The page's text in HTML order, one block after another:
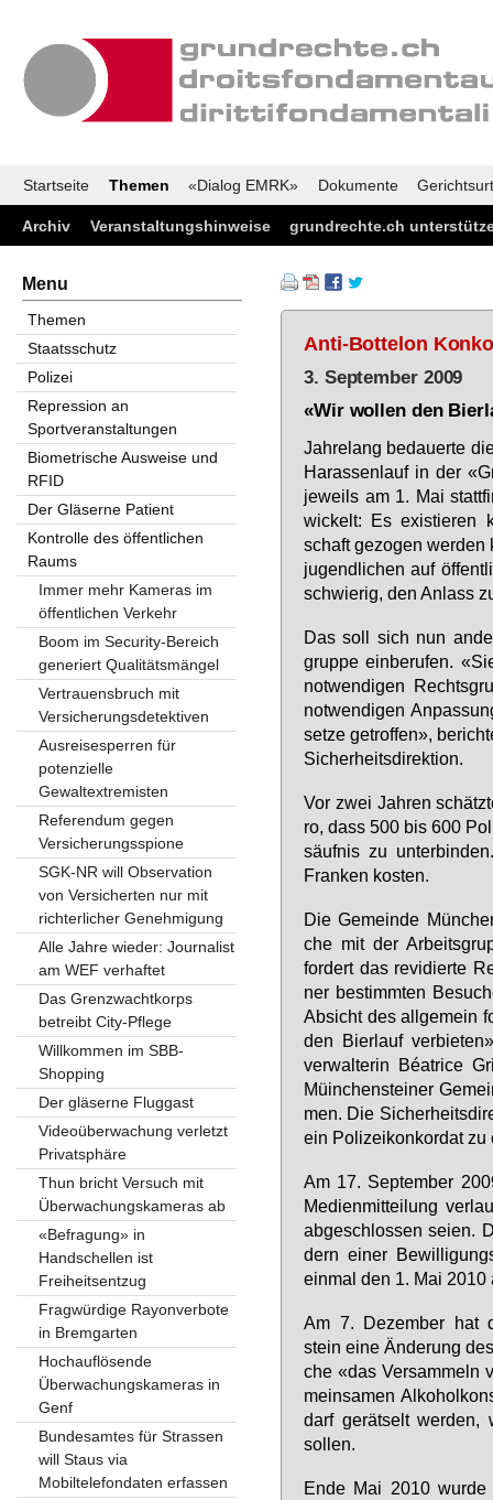
Startseite Themen «Dialog EMRK» Dokumente
Archiv Veranstaltungshinweise grundrechte.ch
Anti-Bottelon
3. September 2009
«Wir wollen den
Jah­re­lang be­dau­er­te
Ha­ras­sen­lauf in der
je­weils am 1. Mai
wi­ckelt: Es exis­tie­ren
schaft ge­zo­gen wer­den
ju­gend­li­chen auf
schwie­rig, den An­lass
Das soll sich nun
grup­pe ein­be­ru­fen.
not­wen­di­gen
not­wen­di­gen
set­ze ge­trof­fen»,
Si­cher­heits­di­rek­ti­on.
Vor zwei Jah­ren
ro, dass 500 bis 600
säuf­nis zu
Fran­ken kos­ten.
Die Ge­mein­de
che mit der
for­dert das re­vi­dier­te
ner be­stimm­ten
Ab­sicht des all­ge­mein
den Bier­lauf
ver­wal­te­rin Béatri­ce
Müin­chen­stei­ner
men. Die
ein Po­li­zei­kon­kor­dat zu
Am 17. Sep­tem­ber
Me­di­en­mit­tei­lung
ab­ge­schlos­sen sei­en.
dern ei­ner
ein­mal den 1. Mai 2010
Am 7. De­zem­ber hat
stein ei­ne Än­de­rung
che «das Ver­sam­meln
mein­sa­men
darf ge­rät­selt wer­den,
sol­len.
En­de Mai 2010
Menu
Themen
Staatsschutz
Polizei
Repression an
Sportveranstaltungen
Biometrische Ausweise und
RFID
Der Gläserne Patient
Kontrolle des öffentlichen
Raums
Immer mehr Kameras im
öffentlichen Verkehr
Boom im Security-Bereich
generiert Qualitätsmängel
Vertrauensbruch mit
Versicherungsdetektiven
Ausreisesperren für
potenzielle
Gewaltextremisten
Referendum gegen
Versicherungsspione
SGK-NR will Observation
von Versicherten nur mit
richterlicher Genehmigung
Alle Jahre wieder: Journalist
am WEF verhaftet
Das Grenzwachtkorps
betreibt City-Pflege
Willkommen im SBB-
Shopping
Der gläserne Fluggast
Videoüberwachung verletzt
Privatsphäre
Thun bricht Versuch mit
Überwachungskameras ab
«Befragung» in
Handschellen ist
Freiheitsentzug
Fragwürdige Rayonverbote
in Bremgarten
Hochauflösende
Überwachungskameras in
Genf
Bundesamtes für Strassen
will Staus via
Mobiltelefondaten erfassen